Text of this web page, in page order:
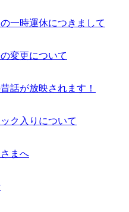
一時運休につきまして
変更について
話が放映されます！
ク入りについて
まへ